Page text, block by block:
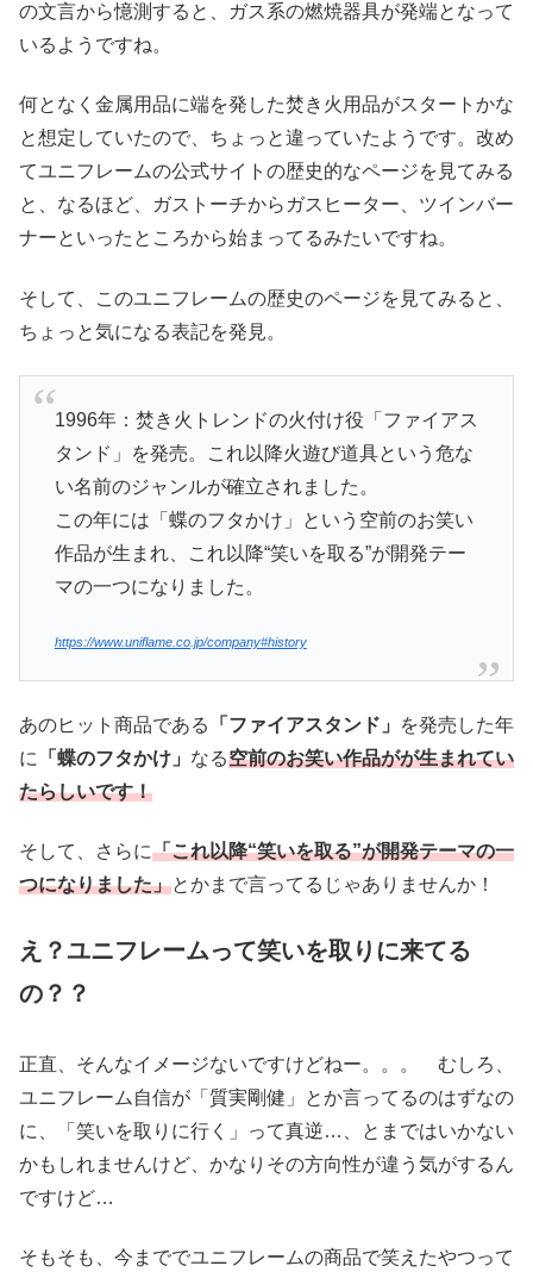
の文言から憶測すると、ガス系の燃焼器具が発端となって
いるようですね。
何となく金属用品に端を発した焚き火用品がスタートかな
と想定していたので、ちょっと違っていたようです。改め
てユニフレームの公式サイトの歴史的なページを見てみる
と、なるほど、ガストーチからガスヒーター、ツインバー
ナーといったところから始まってるみたいですね。
そして、このユニフレームの歴史のページを見てみると、
ちょっと気になる表記を発見。
1996年：焚き火トレンドの火付け役「ファイアス
タンド」を発売。これ以降火遊び道具という危な
い名前のジャンルが確立されました。
この年には「蝶のフタかけ」という空前のお笑い
作品が生まれ、これ以降“笑いを取る”が開発テー
マの一つになりました。
https://www.uniflame.co.jp/company#history
あのヒット商品である 「ファイアスタンド」
を発売した年
に
「蝶のフタかけ」 なる空前のお笑い作品がが生まれてい
たらしいです！
そして、さらに「これ以降“笑いを取る”が開発テーマの一
つになりました」とかまで言ってるじゃありませんか！
え？ユニフレームって笑いを取りに来てる
の？？
正直、そんなイメージないですけどねー。。。 むしろ、
ユニフレーム自信が「質実剛健」とか言ってるのはずなの
に、「笑いを取りに行く」って真逆…、とまではいかない
かもしれませんけど、かなりその方向性が違う気がするん
ですけど…
そもそも、今まででユニフレームの商品で笑えたやつって